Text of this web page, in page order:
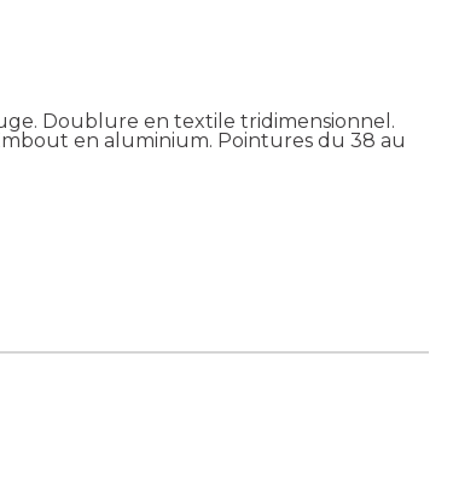
Doublure en textile tridimensionnel.
en aluminium. Pointures du 38 au